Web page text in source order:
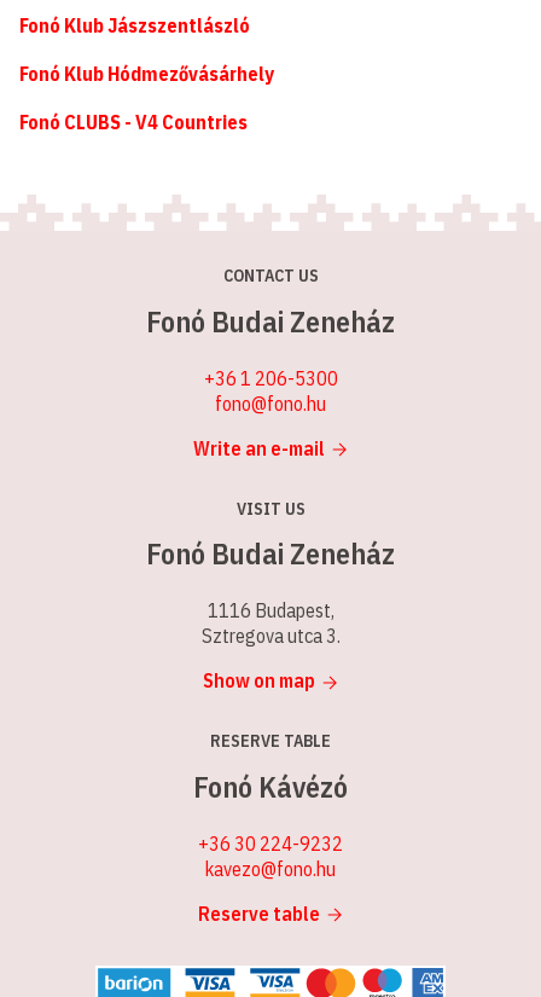
Fonó Klub Jászszentlászló
Fonó Klub Hódmezővásárhely
Fonó CLUBS - V4 Countries
CONTACT US
Fonó Budai Zeneház
+36 1 206-5300
fono@fono.hu
Write an e-mail
VISIT US
Fonó Budai Zeneház
1116 Budapest,
Sztregova utca 3.
Show on map
RESERVE TABLE
Fonó Kávézó
+36 30 224-9232
kavezo@fono.hu
Reserve table